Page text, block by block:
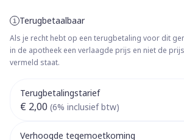
Terugbetaalbaar
Als je recht hebt op een terugbetaling voor dit
in de apotheek een verlaagde prijs en niet de
vermeld staat.
Terugbetalingstarief
€ 2,00 (6% inclusief btw)
Verhoogde tegemoetkoming